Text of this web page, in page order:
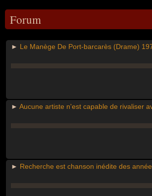
Forum
► Le Manège De Port-barcarès (Drame)
► Aucune artiste n'est capable de rivaliser
► Recherche est chanson inédite des